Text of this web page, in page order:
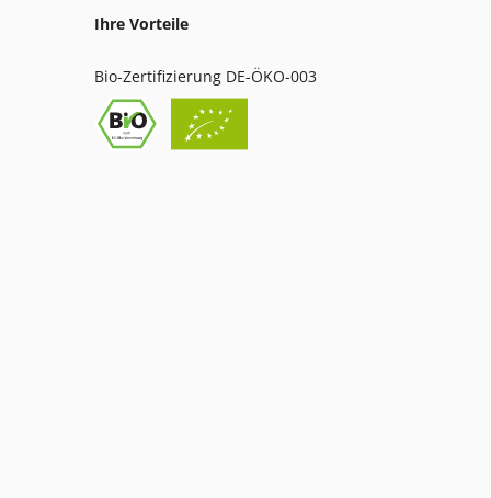
Ihre Vorteile
Bio-Zertifizierung DE-ÖKO-003